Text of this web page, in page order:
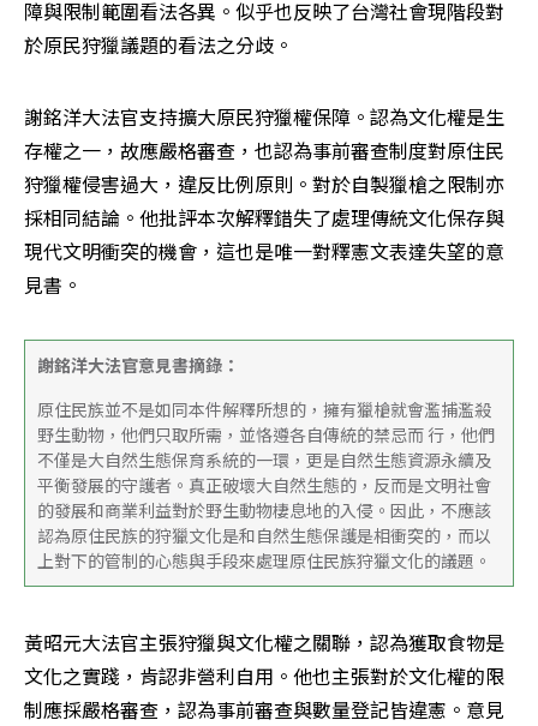
障與限制範圍看法各異。似乎也反映了台灣社會現階段對
於原民狩獵議題的看法之分歧。
謝銘洋大法官支持擴大原民狩獵權保障。認為文化權是生
存權之一，故應嚴格審查，也認為事前審查制度對原住民
狩獵權侵害過大，違反比例原則。對於自製獵槍之限制亦
採相同結論。他批評本次解釋錯失了處理傳統文化保存與
現代文明衝突的機會，這也是唯一對釋憲文表達失望的意
見書。
謝銘洋大法官意見書摘錄：
原住民族並不是如同本件解釋所想的，擁有獵槍就會濫捕濫殺
野生動物，他們只取所需，並恪遵各自傳統的禁忌而 行，他們
不僅是大自然生態保育系統的一環，更是自然生態資源永續及
平衡發展的守護者。真正破壞大自然生態的，反而是文明社會
的發展和商業利益對於野生動物棲息地的入侵。因此，不應該
認為原住民族的狩獵文化是和自然生態保護是相衝突的，而以
上對下的管制的心態與手段來處理原住民族狩獵文化的議題。
黃昭元大法官主張狩獵與文化權之關聯，認為獲取食物是
文化之實踐，肯認非營利自用。他也主張對於文化權的限
制應採嚴格審查，認為事前審查與數量登記皆違憲。意見